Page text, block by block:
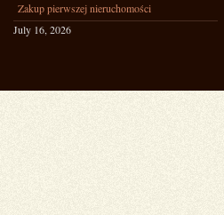
Zakup pierwszej nieruchomości
July 16, 2026